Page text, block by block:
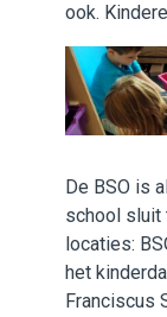
ook.
De BSO is
school sluit
locaties:
het
Franciscus